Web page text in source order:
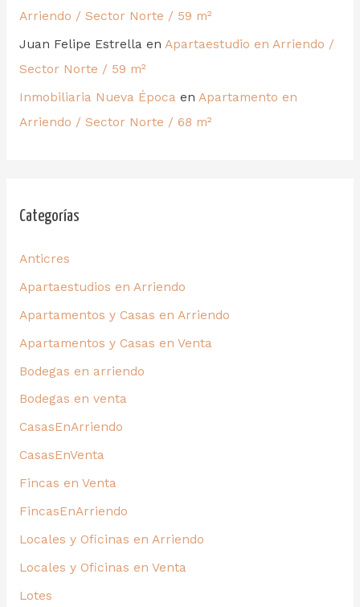
Arriendo / Sector Norte / 59 m²
Juan Felipe Estrellaen Apartaestudio en Arriendo /
Sector Norte / 59 m²
Inmobiliaria Nueva Época en Apartamento en
Arriendo / Sector Norte / 68 m²
Categorías
Anticres
Apartaestudios en Arriendo
Apartamentos y Casas en Arriendo
Apartamentos y Casas en Venta
Bodegas en arriendo
Bodegas en venta
CasasEnArriendo
CasasEnVenta
Fincas en Venta
FincasEnArriendo
Locales y Oficinas en Arriendo
Locales y Oficinas en Venta
Lotes